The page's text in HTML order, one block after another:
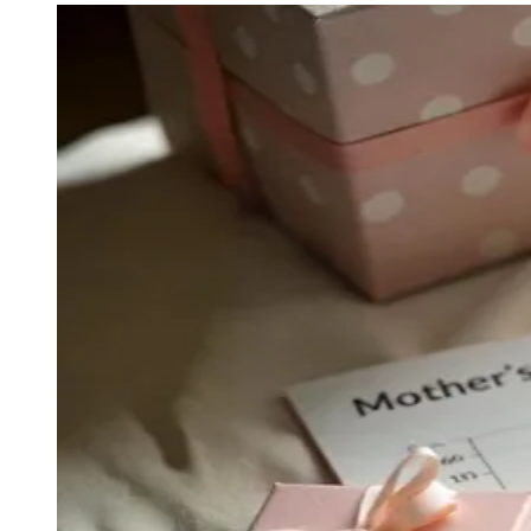
Jardim LíbanoJardim Maria CristinaJardim Maria HelenaJardim
Jardim Reginalice
Pirapora
Recanto Phrynéa
SilveiraTamboré Vila BarrosVila Boa Vista
do Conde Vila Engenho Novo
EscadaVila Porto
Parques & Represas
Cidades da Região
Santana de Parnaíba
Osasco CarapicuíbaJandiraItapeviCotiaPirapora
do Bom Jesus
Araçariguama Cajamar
Franco da